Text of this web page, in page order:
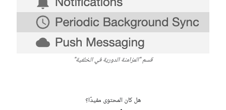
قسم "المزامنة الدورية في الخلفية"
هل كان المحتوى مفيدًا؟